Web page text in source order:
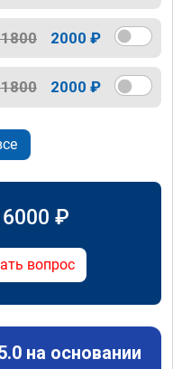
2000 ₽
2000 ₽
₽
вопрос
на основании